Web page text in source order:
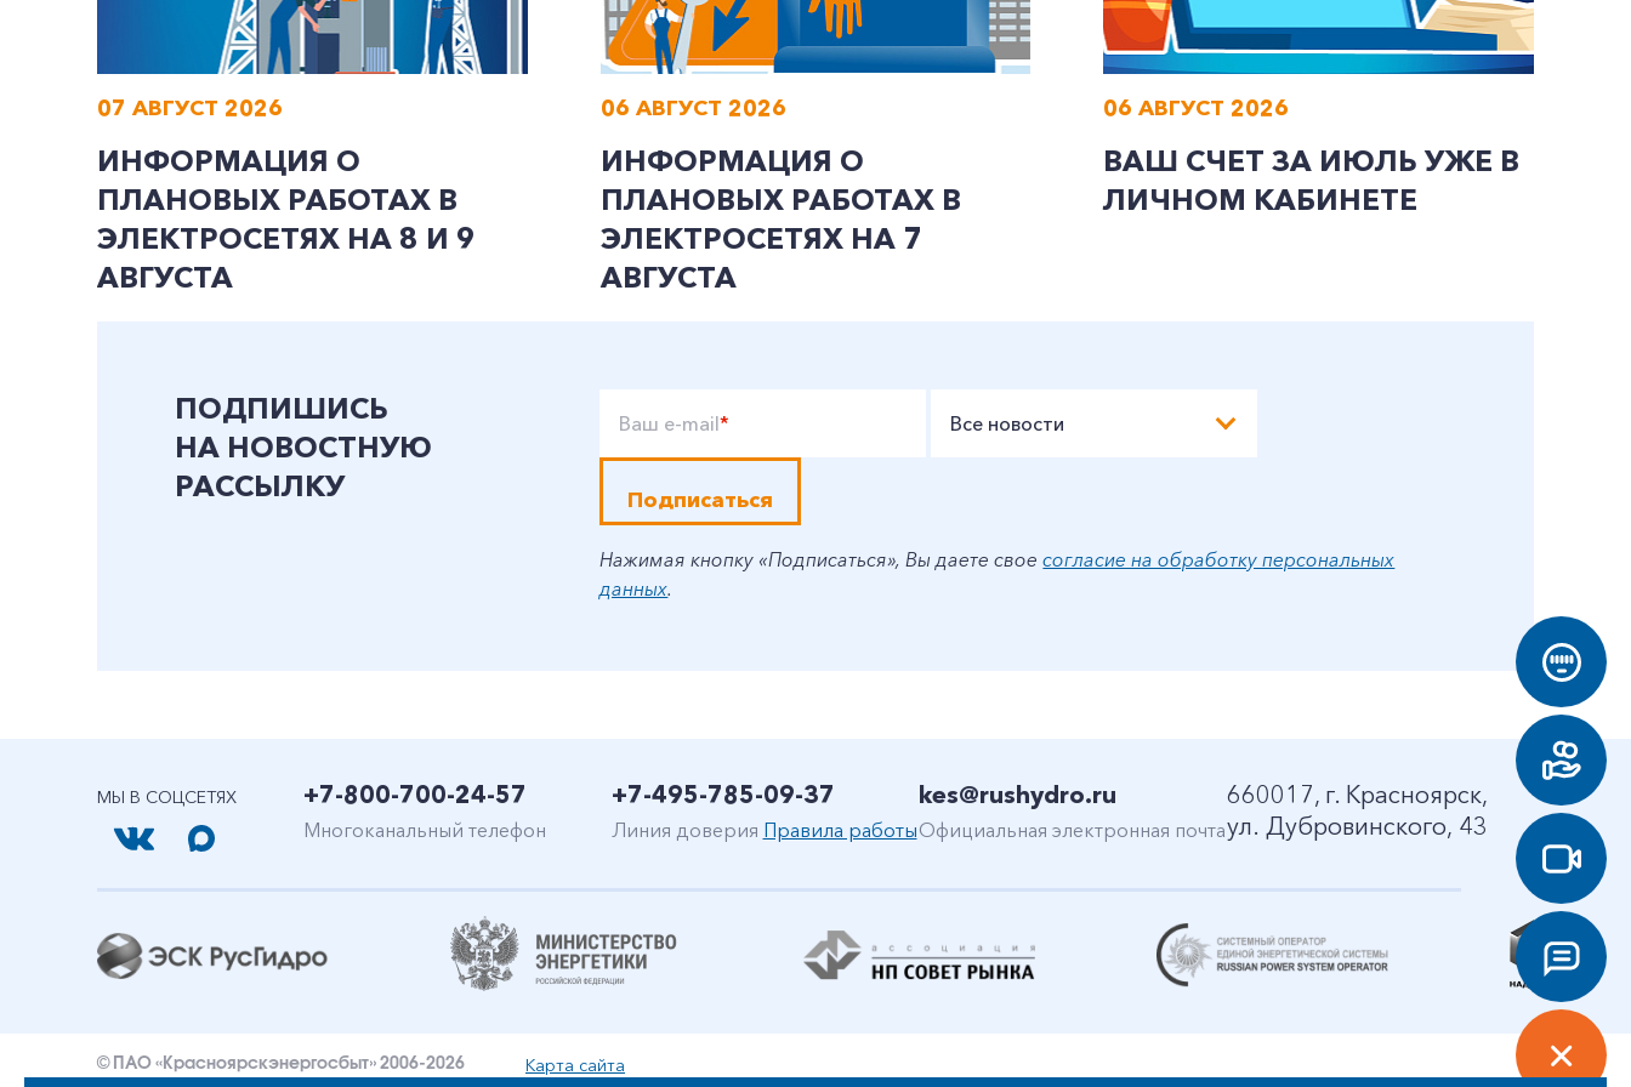
07 АВГУСТ 2026
ИНФОРМАЦИЯ О
ПЛАНОВЫХ РАБОТАХ В
ЭЛЕКТРОСЕТЯХ НА 8 И 9
АВГУСТА
06 АВГУСТ 2026
ИНФОРМАЦИЯ О
ПЛАНОВЫХ РАБОТАХ В
ЭЛЕКТРОСЕТЯХ НА 7
АВГУСТА
06 АВГУСТ 2026
ВАШ СЧЕТ ЗА ИЮЛЬ УЖЕ В
ЛИЧНОМ КАБИНЕТЕ
ПОДПИШИСЬ
НА НОВОСТНУЮ
РАССЫЛКУ
Ваш e-mail* Все новости
Подписаться
Нажимая кнопку «Подписаться», Вы даете своесогласие на обработку персональных
данных.
МЫ В СОЦСЕТЯХ +7-800-700-24-57
Многоканальный телефон
+7-495-785-09-37
Линия доверия Правила работы
kes@rushydro.ru
Официальная электронная почта
660017, г. Красноярск,
ул. Дубровинского, 43
© ПАО «Красноярскэнергосбыт» 2006-2026 Карта сайта